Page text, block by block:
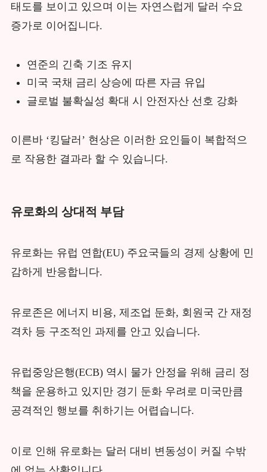
태도를 보이고 있으며 이는 자연스럽게 달러 수요
증가로 이어집니다.
연준의 긴축 기조 유지
미국 국채 금리 상승에 따른 자금 유입
글로벌 불확실성 확대 시 안전자산 선호 강화
이른바 ‘킹달러’ 현상은 이러한 요인들이 복합적으
로 작용한 결과라 할 수 있습니다.
유로화의 상대적 부담
유로화는 유럽 연합(EU) 주요국들의 경제 상황에 민
감하게 반응합니다.
유로존은 에너지 비용, 제조업 둔화, 회원국 간 재정
격차 등 구조적인 과제를 안고 있습니다.
유럽중앙은행(ECB) 역시 물가 안정을 위해 금리 정
책을 운용하고 있지만 경기 둔화 우려로 미국만큼
공격적인 행보를 취하기는 어렵습니다.
이로 인해 유로화는 달러 대비 변동성이 커질 수밖